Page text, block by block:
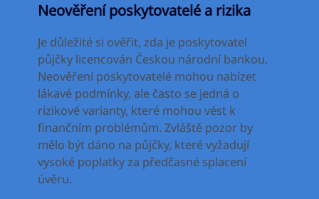
Neověření poskytovatelé a rizika
Je důležité si ověřit, zda je poskytovatel
půjčky licencován Českou národní bankou.
Neověření poskytovatelé mohou nabízet
lákavé podmínky, ale často se jedná o
rizikové varianty, které mohou vést k
finančním problémům. Zvláště pozor by
mělo být dáno na půjčky, které vyžadují
vysoké poplatky za předčasné splacení
úvěru.